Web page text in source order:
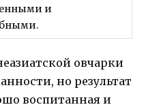
и
овчарки
но результат
воспитанная и